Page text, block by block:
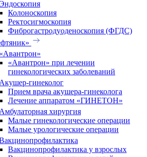
Колоноскопия
Ректосигмоскопия
Фиброгастродуоденоскопия (ФГДС)
«Авантрон»
«Авантрон» при лечении
гинекологических заболеваний
Акушер-гинеколог
Прием врача акушера-гинеколога
Лечение аппаратом «ГИНЕТОН»
Амбулаторная хирургия
Малые гинекологические операции
Малые урологические операции
Вакцинопрофилактика у взрослых